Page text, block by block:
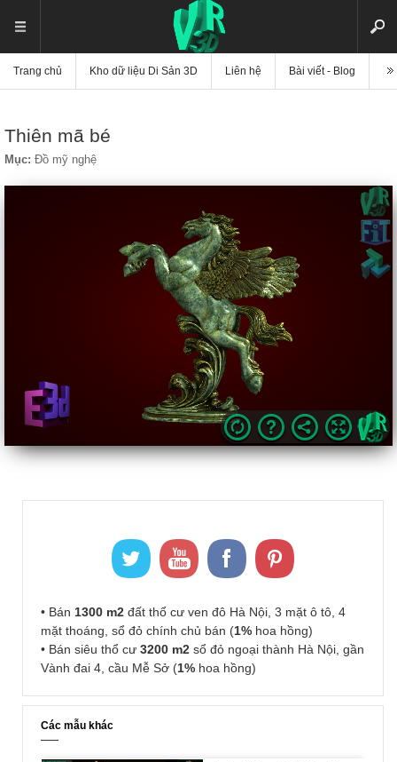
Trang chủ Kho dữ liệu Di Sản 3D Liên hệ Bài viết - Blog
Thiên mã bé
Mục: Đồ mỹ nghệ
• Bán 1300 m2 đất thổ cư ven đô Hà Nội, 3 mặt ô tô, 4
mặt thoáng, sổ đỏ chính chủ bán (1% hoa hồng)
• Bán siêu thổ cư 3200 m2 sổ đỏ ngoại thành Hà Nội, gần
Vành đai 4, cầu Mễ Sở (1% hoa hồng)
Các mẫu khác